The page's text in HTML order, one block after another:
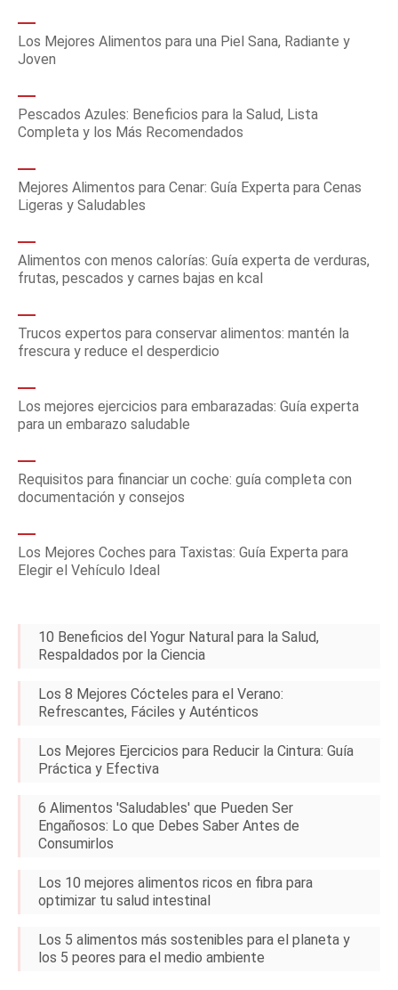
Los Mejores Alimentos para una Piel Sana, Radiante y
Joven
Pescados Azules: Beneficios para la Salud, Lista
Completa y los Más Recomendados
Mejores Alimentos para Cenar: Guía Experta para Cenas
Ligeras y Saludables
Alimentos con menos calorías: Guía experta de verduras,
frutas, pescados y carnes bajas en kcal
Trucos expertos para conservar alimentos: mantén la
frescura y reduce el desperdicio
Los mejores ejercicios para embarazadas: Guía experta
para un embarazo saludable
Requisitos para financiar un coche: guía completa con
documentación y consejos
Los Mejores Coches para Taxistas: Guía Experta para
Elegir el Vehículo Ideal
10 Beneficios del Yogur Natural para la Salud,
Respaldados por la Ciencia
Los 8 Mejores Cócteles para el Verano:
Refrescantes, Fáciles y Auténticos
Los Mejores Ejercicios para Reducir la Cintura: Guía
Práctica y Efectiva
6 Alimentos 'Saludables' que Pueden Ser
Engañosos: Lo que Debes Saber Antes de
Consumirlos
Los 10 mejores alimentos ricos en fibra para
optimizar tu salud intestinal
Los 5 alimentos más sostenibles para el planeta y
los 5 peores para el medio ambiente